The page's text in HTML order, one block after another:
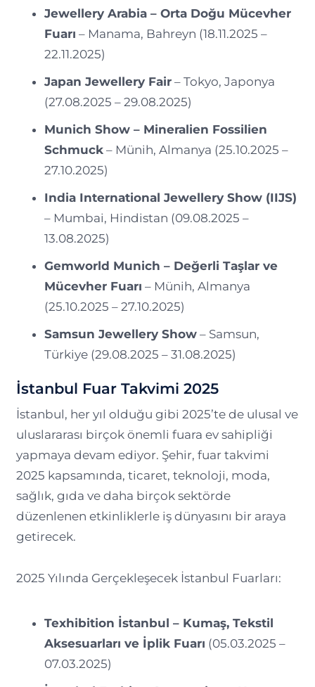
Jewellery Arabia – Orta Doğu Mücevher
Fuarı – Manama, Bahreyn (18.11.2025 –
22.11.2025)
Japan Jewellery Fair– Tokyo, Japonya
(27.08.2025 – 29.08.2025)
Munich Show – Mineralien Fossilien
Schmuck– Münih, Almanya (25.10.2025 –
27.10.2025)
India International Jewellery Show (IIJS)
– Mumbai, Hindistan (09.08.2025 –
13.08.2025)
Gemworld Munich – Değerli Taşlar ve
Mücevher Fuarı – Münih, Almanya
(25.10.2025 – 27.10.2025)
Samsun Jewellery Show– Samsun,
Türkiye (29.08.2025 – 31.08.2025)
İstanbul Fuar Takvimi 2025
İstanbul, her yıl olduğu gibi 2025’te de ulusal ve
uluslararası birçok önemli fuara ev sahipliği
yapmaya devam ediyor. Şehir, fuar takvimi
2025 kapsamında, ticaret, teknoloji, moda,
sağlık, gıda ve daha birçok sektörde
düzenlenen etkinliklerle iş dünyasını bir araya
getirecek.
2025 Yılında Gerçekleşecek İstanbul Fuarları:
Texhibition İstanbul – Kumaş, Tekstil
Aksesuarları ve İplik Fuarı (05.03.2025 –
07.03.2025)